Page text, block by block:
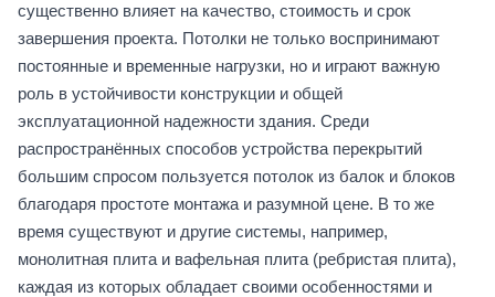
существенно влияет на качество, стоимость и срок
завершения проекта. Потолки не только воспринимают
постоянные и временные нагрузки, но и играют важную
роль в устойчивости конструкции и общей
эксплуатационной надежности здания. Среди
распространённых способов устройства перекрытий
большим спросом пользуется потолок из балок и блоков
благодаря простоте монтажа и разумной цене. В то же
время существуют и другие системы, например,
монолитная плита и вафельная плита (ребристая плита),
каждая из которых обладает своими особенностями и